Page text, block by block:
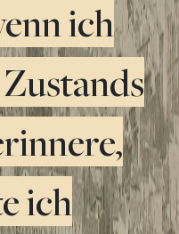
ich
ich